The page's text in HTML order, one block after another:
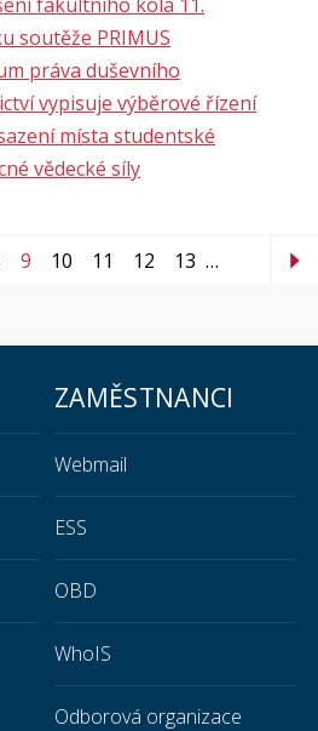
soutěže PRIMUS
práva duševního
vypisuje výběrové řízení
místa studentské
vědecké síly
9 10 11 12 13 …
ZAMĚSTNANCI
Webmail
ESS
OBD
WhoIS
Odborová organizace